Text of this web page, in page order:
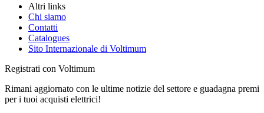
Altri links
Chi siamo
Contatti
Catalogues
Sito Internazionale di Voltimum
Registrati con Voltimum
Rimani aggiornato con le ultime notizie del settore e guadagna premi
per i tuoi acquisti elettrici!